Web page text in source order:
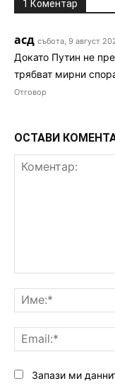
1 Коментар
асд събота, 9 август
Докато Путин не
трябват мирни
Отговор
ОСТАВИ
Запази ми